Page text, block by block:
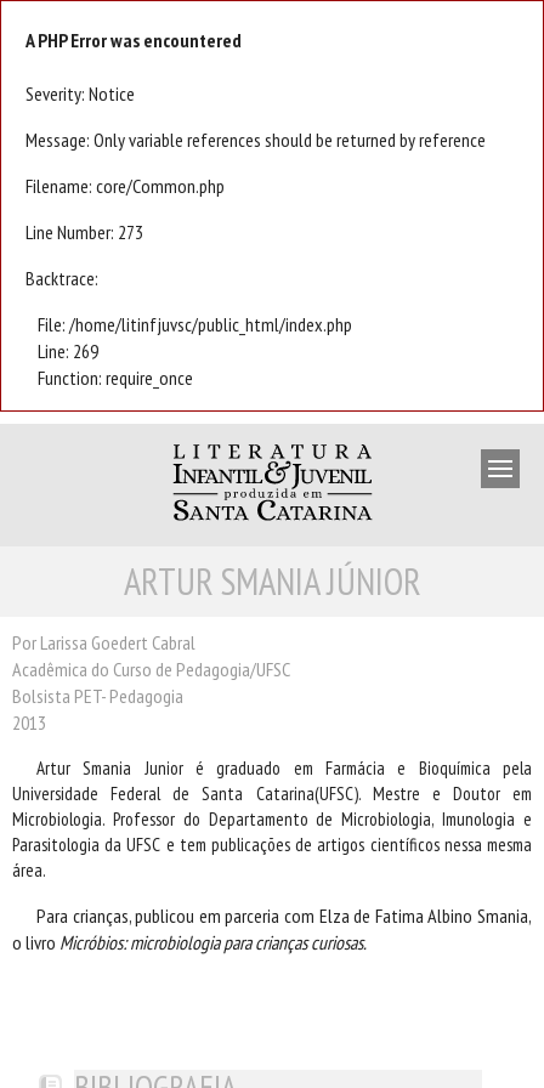
A PHP Error was encountered
Severity: Notice
Message: Only variable references should be returned by reference
Filename: core/Common.php
Line Number: 273
Backtrace:
File: /home/litinfjuvsc/public_html/index.php
Line: 269
Function: require_once
ESCRITORES
PRÓXIMAS EDIÇÕES
ARTUR SMANIA JÚNIOR
Por Larissa Goedert Cabral
Acadêmica do Curso de Pedagogia/UFSC
Bolsista PET- Pedagogia
2013
Artur Smania Junior é graduado em Farmácia e Bioquímica pela
Universidade Federal de Santa Catarina(UFSC). Mestre e Doutor em
Microbiologia. Professor do Departamento de Microbiologia, Imunologia e
Parasitologia da UFSC e tem publicações de artigos científicos nessa mesma
área.
Para crianças, publicou em parceria com Elza de Fatima Albino Smania,
o livro Micróbios: microbiologia para crianças curiosas.